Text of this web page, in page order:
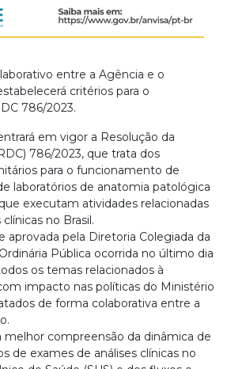
entre a Agência e o
critérios para o
786/2023.
em vigor a Resolução da
786/2023, que trata dos
para o funcionamento de
laboratórios de anatomia patológica
executam atividades relacionadas
no Brasil.
aprovada pela Diretoria Colegiada da
Pública ocorrida no último dia
os temas relacionados à
impacto nas políticas do Ministério
de forma colaborativa entre a
melhor compreensão da dinâmica de
de exames de análises clínicas no